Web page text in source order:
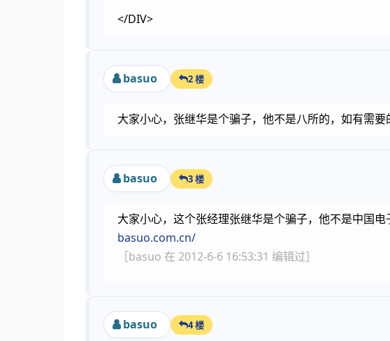
</DIV>
basuo 2 楼
大家小心，张继华是个骗子，他不是八所的，如有需要
basuo 3 楼
大家小心，这个张经理张继华是个骗子，他不是中国
basuo.com.cn/
［basuo 在 2012-6-6 16:53:31 编辑过］
basuo 4 楼